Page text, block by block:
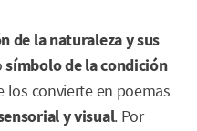
de la naturaleza y sus
símbolo de la condición
los convierte en poemas
y visual. Por